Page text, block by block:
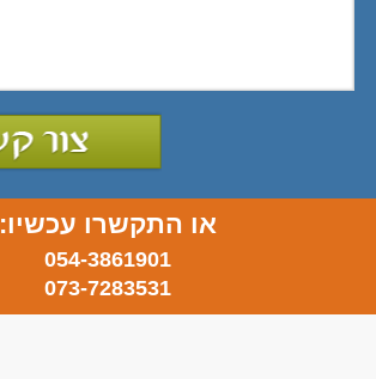
או התקשרו עכשיו:
054-3861901
073-7283531